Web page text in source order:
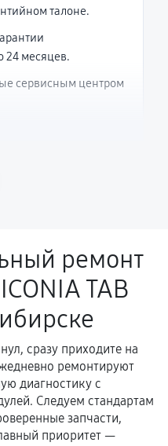
талоне.
24 месяцев.
сервисным центром
случаем
при
в течение
заявленным
ремонт
TAB
сразу приходите на
ремонтируют
диагностику с
Следуем стандартам
запчасти,
приоритет —